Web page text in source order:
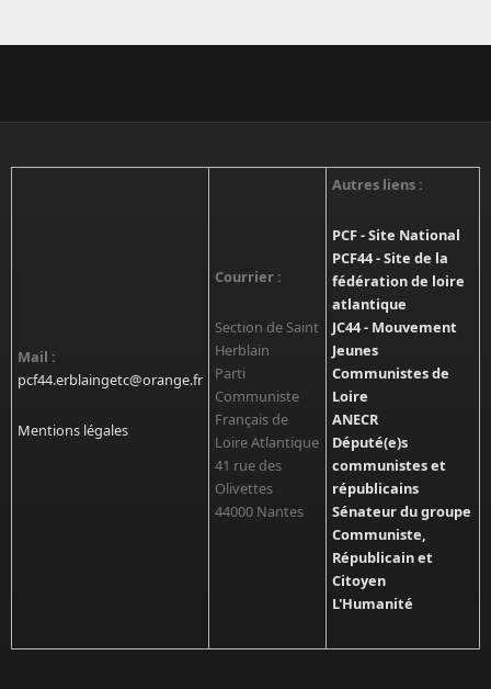
Mail :
pcf44.erblaingetc@orange.fr
Mentions légales
Courrier :
Section de Saint
Herblain
Parti
Communiste
Français de
Loire Atlantique
41 rue des
Olivettes
44000 Nantes
Autres liens :
PCF - Site National
PCF44 - Site de la
fédération de loire
atlantique
JC44 - Mouvement
Jeunes
Communistes de
Loire
ANECR
Député(e)s
communistes et
républicains
Sénateur du groupe
Communiste,
Républicain et
Citoyen
L'Humanité